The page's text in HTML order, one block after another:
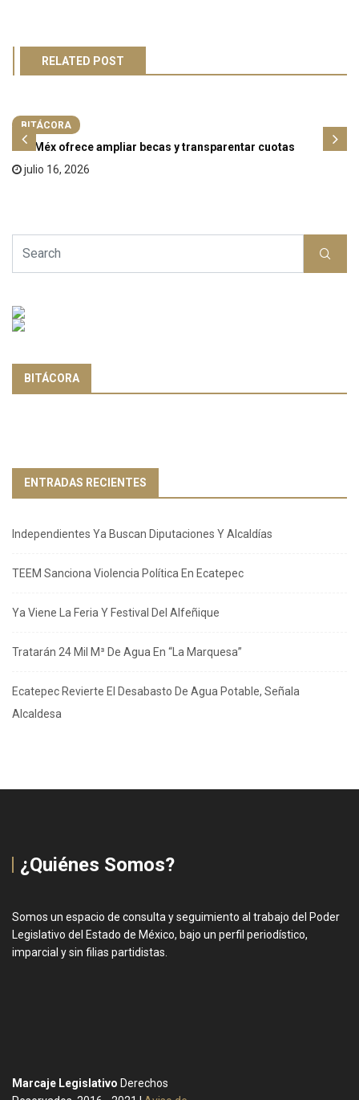
RELATED POST
BITÁCORA
UAEMéx ofrece ampliar becas y transparentar cuotas
julio 16, 2026
BITÁCORA
ENTRADAS RECIENTES
Independientes Ya Buscan Diputaciones Y Alcaldías
TEEM Sanciona Violencia Política En Ecatepec
Ya Viene La Feria Y Festival Del Alfeñique
Tratarán 24 Mil M³ De Agua En “La Marquesa”
Ecatepec Revierte El Desabasto De Agua Potable, Señala
Alcaldesa
¿Quiénes Somos?
Somos un espacio de consulta y seguimiento al trabajo del Poder
Legislativo del Estado de México, bajo un perfil periodístico,
imparcial y sin filias partidistas.
Marcaje Legislativo Derechos